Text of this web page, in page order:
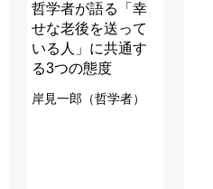
哲学者が語る「幸
せな老後を送って
いる人」に共通す
る3つの態度
岸見一郎（哲学者）